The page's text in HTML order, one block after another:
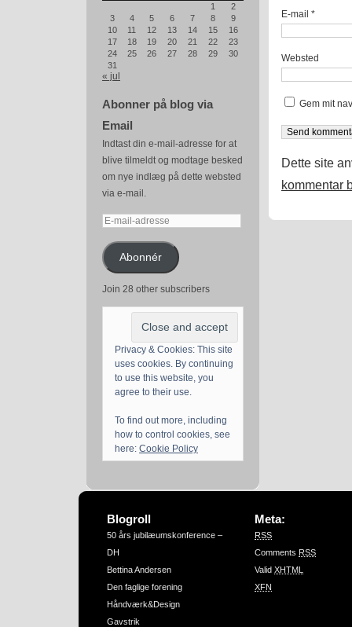
1
2
3
4 5 6 7 8
9
10
11 12 13 14 15
16
17
18 19 20 21 22
23
24
25 26 27 28 29
30
31
« jul
Abonner på blog via
Email
Indtast din e-mail-adresse for at
blive tilmeldt og modtage besked
om nye indlæg på dette websted
via e-mail.
E-
adresseAbonnér
Join 28 other subscribers
Privacy & Cookies: This site
uses cookies. By continuing
to use this website, you
agree to their use.
To find out more, including
how to control cookies, see
here: Cookie Policy
E-mail *
Websted
Gem mit
Dette site
kommentar
Blogroll
50 års jubilæumskonference –
DH
Bettina Andersen
Den faglige forening
Håndværk&Design
Gavstrik
Meta:
RSS
Comments RSS
Valid XHTML
XFN